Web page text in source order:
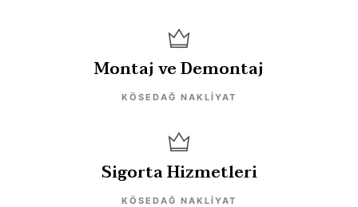
Montaj ve Demontaj
KÖSEDAĞ NAKLIYAT
Sigorta Hizmetleri
KÖSEDAĞ NAKLIYAT